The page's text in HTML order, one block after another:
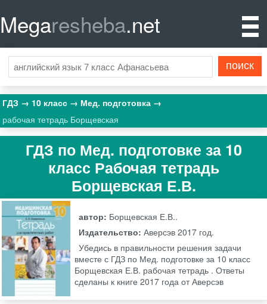
Megaresheba.net
ГДЗ 10 класс
Мед. подготовка
рабочая тетрадь Борщевская
ГДЗ по Мед. подготовке за 10
класс Рабочая тетрадь
Борщевская Е.В.
автор: Борщевская Е.В..
Издательство:Аверсэв 2017 год.
Убедись в правильности решения задачи
вместе с ГДЗ по Мед. подготовке за 10 класс
Борщевская Е.В. рабочая тетрадь . Ответы
сделаны к книге 2017 года от Аверсэв